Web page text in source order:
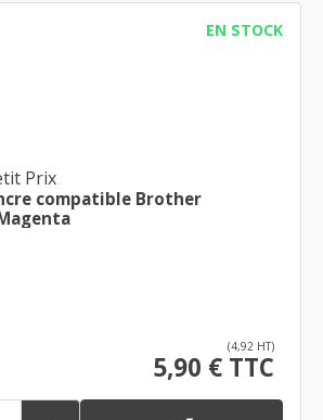
EN STOCK
Prix
compatible Brother
(4,92 HT)
5,90 € TTC